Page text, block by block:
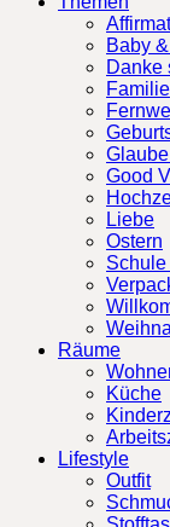
Baby
Danke
Familie
Good
Liebe
Ostern
Räume
Küche
Lifestyle
Outfit